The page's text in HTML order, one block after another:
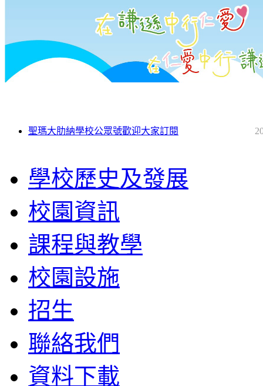
聖瑪大肋納學校公眾號歡迎大家訂閱
學校歷史及發展
校園資訊
課程與教學
校園設施
招生
聯絡我們
資料下載